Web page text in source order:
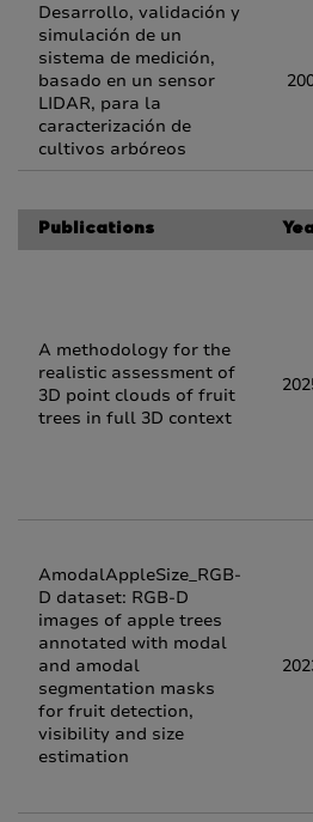
Desarrollo, validación y
simulación de un
sistema de medición,
basado en un sensor
LIDAR, para la
caracterización de
cultivos arbóreos
Publications
A methodology for the
realistic assessment of
3D point clouds of fruit
trees in full 3D context
AmodalAppleSize_RGB-
D dataset: RGB-D
images of apple trees
annotated with modal
and amodal
segmentation masks
for fruit detection,
visibility and size
estimation